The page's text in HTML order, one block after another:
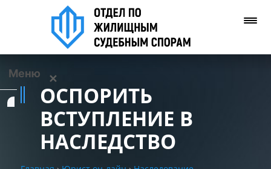
Меню ✕
ОСПОРИТЬ
ВСТУПЛЕНИЕ В
НАСЛЕДСТВО